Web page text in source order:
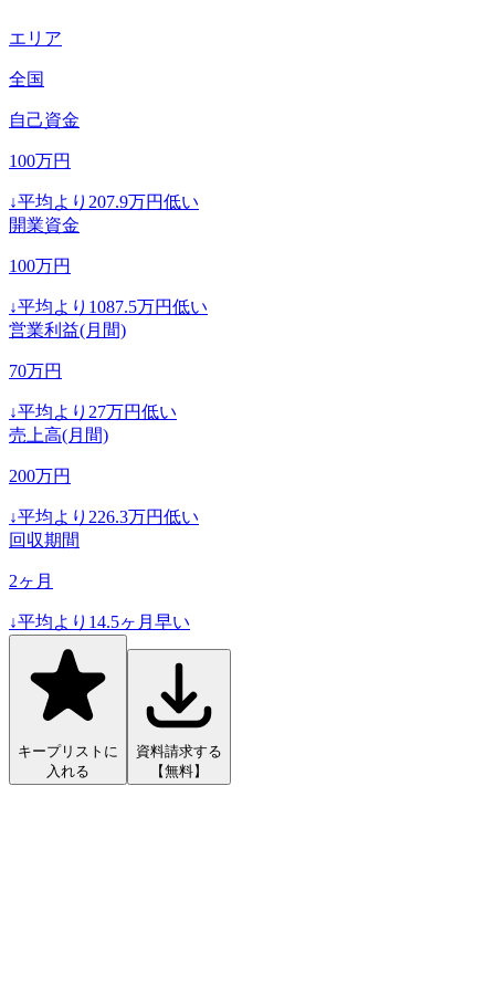
エリア
全国
自己資金
100万円
↓平均より 207.9万円低い
開業資金
100万円
↓平均より 1087.5万円低い
営業利益(月間)
70万円
↓平均より 27万円低い
売上高(月間)
200万円
↓平均より 226.3万円低い
回収期間
2ヶ月
↓平均より 14.5ヶ月早い
キープリストに
入れる
資料請求する
【無料】